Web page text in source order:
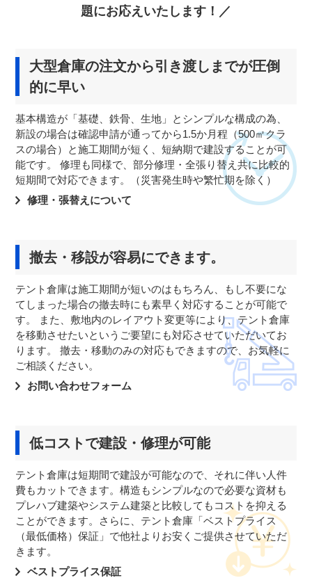
題にお応えいたします！／
大型倉庫の注文から引き渡しまでが圧倒
的に早い
基本構造が「基礎、鉄骨、生地」とシンプルな構成の為、
新設の場合は確認申請が通ってから1.5か月程（500㎡クラ
スの場合）と施工期間が短く、短納期で建設することが可
能です。 修理も同様で、部分修理・全張り替え共に比較的
短期間で対応できます。（災害発生時や繁忙期を除く）
修理・張替えについて
撤去・移設が容易にできます。
テント倉庫は施工期間が短いのはもちろん、もし不要にな
てしまった場合の撤去時にも素早く対応することが可能で
す。 また、敷地内のレイアウト変更等により、テント倉庫
を移動させたいというご要望にも対応させていただいてお
ります。 撤去・移動のみの対応もできますので、お気軽に
ご相談ください。
お問い合わせフォーム
低コストで建設・修理が可能
テント倉庫は短期間で建設が可能なので、それに伴い人件
費もカットできます。構造もシンプルなので必要な資材も
プレハブ建築やシステム建築と比較してもコストを抑える
ことができます。さらに、テント倉庫「ベストプライス
（最低価格）保証」で他社よりお安くご提供させていただ
きます。
ベストプライス保証